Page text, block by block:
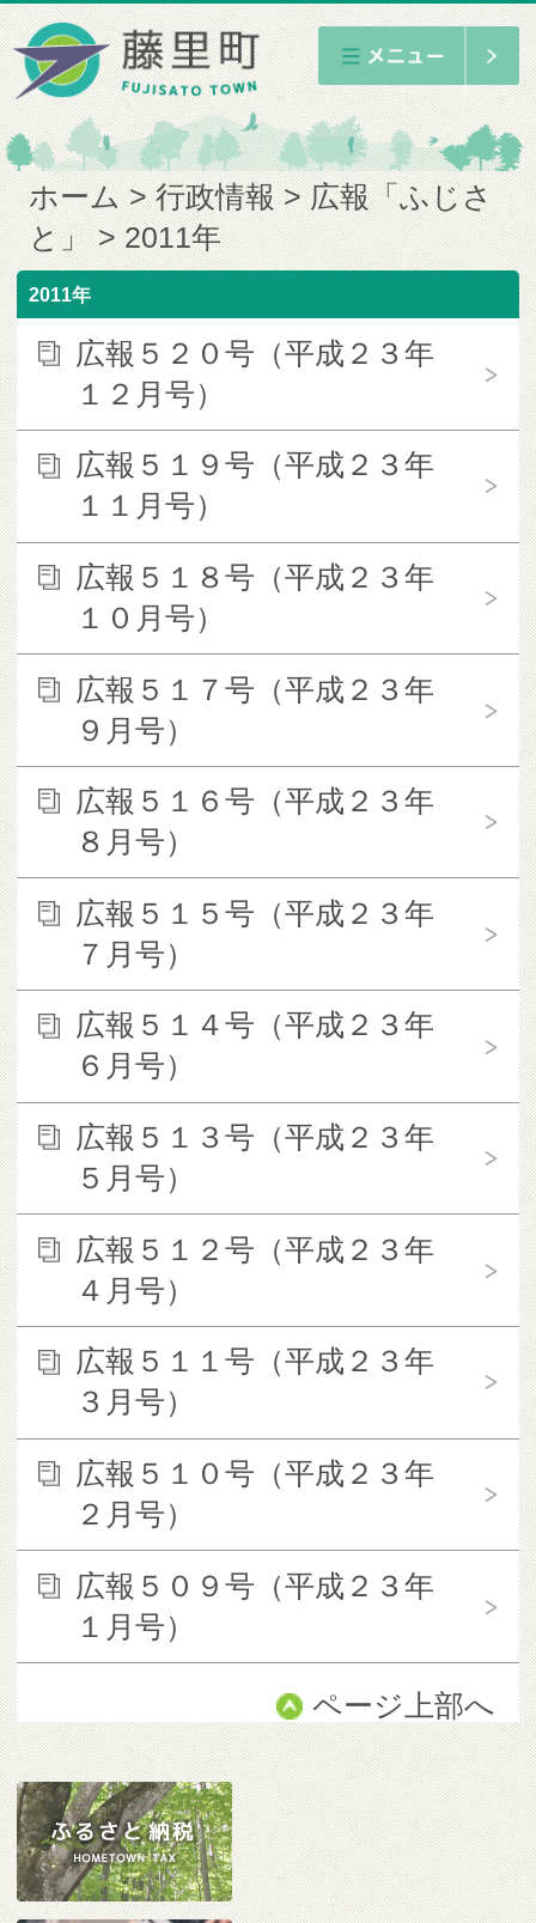
ホーム 行政情報
広報「ふじさ
と」
2011年
2011年
広報５２０号（平成２３年
１２月号）
広報５１９号（平成２３年
１１月号）
広報５１８号（平成２３年
１０月号）
広報５１７号（平成２３年
９月号）
広報５１６号（平成２３年
８月号）
広報５１５号（平成２３年
７月号）
広報５１４号（平成２３年
６月号）
広報５１３号（平成２３年
５月号）
広報５１２号（平成２３年
４月号）
広報５１１号（平成２３年
３月号）
広報５１０号（平成２３年
２月号）
広報５０９号（平成２３年
１月号）
ページ上部へ